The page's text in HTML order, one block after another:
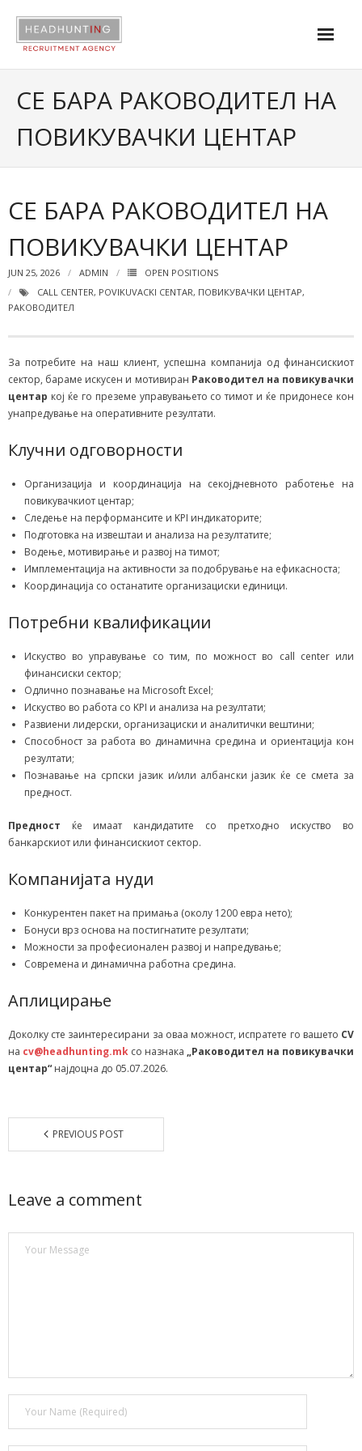
|
Open positions
СЕ БАРА РАКОВОДИТЕЛ НА
ПОВИКУВАЧКИ ЦЕНТАР
СЕ БАРА РАКОВОДИТЕЛ НА
ПОВИКУВАЧКИ ЦЕНТАР
JUN 25, 2026 ADMIN
OPEN POSITIONS
CALL CENTER, POVIKUVACKI CENTAR, ПОВИКУВАЧКИ ЦЕНТАР,
РАКОВОДИТЕЛ
За потребите на наш клиент, успешна компанија од финансискиот
сектор, бараме искусен и мотивиран Раководител на повикувачки
центар кој ќе го преземе управувањето со тимот и ќе придонесе кон
унапредување на оперативните резултати.
Клучни одговорности
Организација и координација на секојдневното работење на
повикувачкиот центар;
Следење на перформансите и KPI индикаторите;
Подготовка на извештаи и анализа на резултатите;
Водење, мотивирање и развој на тимот;
Имплементација на активности за подобрување на ефикасноста;
Координација со останатите организациски единици.
Потребни квалификации
Искуство во управување со тим, по можност во call center или
финансиски сектор;
Одлично познавање на Microsoft Excel;
Искуство во работа со KPI и анализа на резултати;
Развиени лидерски, организациски и аналитички вештини;
Способност за работа во динамична средина и ориентација кон
резултати;
Познавање на српски јазик и/или албански јазик ќе се смета за
предност.
Предност ќе имаат кандидатите со претходно искуство во
банкарскиот или финансискиот сектор.
Компанијата нуди
Конкурентен пакет на примања (околу 1200 евра нето);
Бонуси врз основа на постигнатите резултати;
Можности за професионален развој и напредување;
Современа и динамична работна средина.
Аплицирање
Доколку сте заинтересирани за оваа можност, испратете го вашето CV
на cv@headhunting.mk со назнака „Раководител на повикувачки
центар“ најдоцна до 05.07.2026.
PREVIOUS POST
Leave a comment